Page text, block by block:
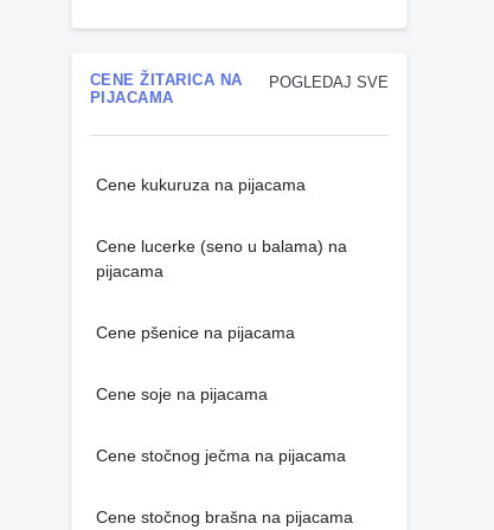
POGLEDAJ SVE
CENE ŽITARICA NA
PIJACAMA
Cene kukuruza na pijacama
Cene lucerke (seno u balama) na
pijacama
Cene pšenice na pijacama
Cene soje na pijacama
Cene stočnog ječma na pijacama
Cene stočnog brašna na pijacama